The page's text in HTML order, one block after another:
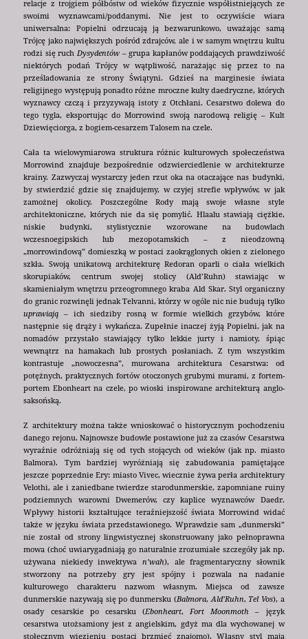
relacje z trojgiem półbóstw od wieków fizycznie współistniejących ze
swoimi wyznawcami/poddanymi. Nie jest to oczywiście wiara
uniwersalna: Popielni odrzucają ją bezwarunkowo, uważając samą
Trójcę jako największych pośród zdrajców, ale i w samym wnętrzu kultu
rodzi się ruch Dysydentów – grupa kapłanów poddających prawdziwość
niektórych podań Trójcy w wątpliwość, narażając się przez to na
prześladowania ze strony Świątyni. Gdzieś na marginesie świata
religijnego występują ponadto różne mroczne kulty daedryczne, których
wyznawcy czczą i przyzywają istoty z Otchłani. Cesarstwo dolewa do
tego tygla, eksportując do Morrowind swoją narodową religię – Kult
Dziewięciorga, z bogiem-cesarzem Talosem na czele.
Cała ta wielowymiarowa struktura różnic kulturowych społeczeństwa
Morrowind znajduje bezpośrednie odzwierciedlenie w architekturze
krainy. Zazwyczaj wystarczy jeden rzut oka na otaczające nas budynki,
by stwierdzić gdzie się znajdujemy, w czyjej strefie wpływów, w jak
zamożnej okolicy. Poszczególne Rody mają swoje własne style
architektoniczne, których nie da się pomylić. Hlaalu stawiają ciężkie,
niskie budynki, stylistycznie wzorowane na budowlach
wczesnoegipskich lub mezopotamskich – z nieodzowną
„morrowindową” domieszką w postaci zaokrąglonych okien z zielonego
szkła. Swoją unikatową architekturę Redoran oparli o ciała wielkich
skorupiaków, centrum swojej stolicy (Ald’Ruhn) stawiając w
skamieniałym wnętrzu przeogromnego kraba Ald Skar. Styl organiczny
do granic rozwinęli jednak Telvanni, którzy w ogóle nic nie budują tylko
uprawiają – ich siedziby rosną w formie wielkich grzybów, które
następnie się drąży i wykańcza. Zupełnie inaczej żyją Popielni, jak na
nomadów przystało stawiający tylko lekkie jurty i namioty, śpiąc
wewnątrz na hamakach lub prostych posłaniach. Z tym wszystkim
kontrastuje „nowoczesna”, murowana architektura Cesarstwa: od
potężnych, praktycznych fortów otoczonych grubymi murami, z fortem-
portem Ebonheart na czele, po wioski inspirowane architekturą anglo-
saksońską.
Z architektury można także wnioskować o historycznym pochodzeniu
danego rejonu. Najnowsze budowle postawione już za czasów Cesarstwa
wyraźnie odróżniają się od tych stojących od wieków (jak np. miasto
Balmora). Tym bardziej wyróżniają się zabudowania pamiętające
jeszcze poprzednie Ery: miasto Vivec, wiecznie żywa perła architektury
Velothi, ale i zaniedbane twierdze starodunmerskie, zapomniane ruiny
podziemnych warowni Dwemerów, czy kaplice wyznawców Daedr.
Wpływy historii kształtujące teraźniejszość świata Morrowind widać
także w języku świata przedstawionego. Wprawdzie sam „dunmerski”
nie został od strony lingwistycznej skonstruowany jako pełnoprawna
mowa (choć uwiarygadniają go naturalnie zrozumiałe szczegóły jak np.
używana niekiedy inwektywa n’wah), ale fragmentaryczny słownik
stworzony na potrzeby gry jest spójny i pozwala na nadanie
kulturowego charakteru nazwom własnym. Miejsca od zawsze
dunmerskie nazywają się po dunmersku (Balmora,Ald’Ruhn, Tel Vos), a
osady cesarskie po cesarsku (Ebonheart,Fort Moonmoth – język
cesarstwa utożsamiony jest z angielskim, gdyż ma dla wychowanej w
stołecznym więzieniu postaci brzmieć znajomo). Własny styl mają